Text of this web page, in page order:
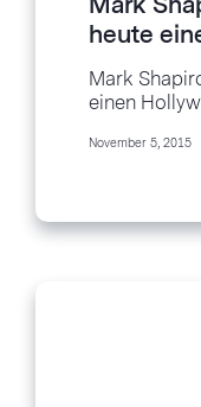
heute
unser
“Heart of
Mark
einen
die von
November 5, 2015